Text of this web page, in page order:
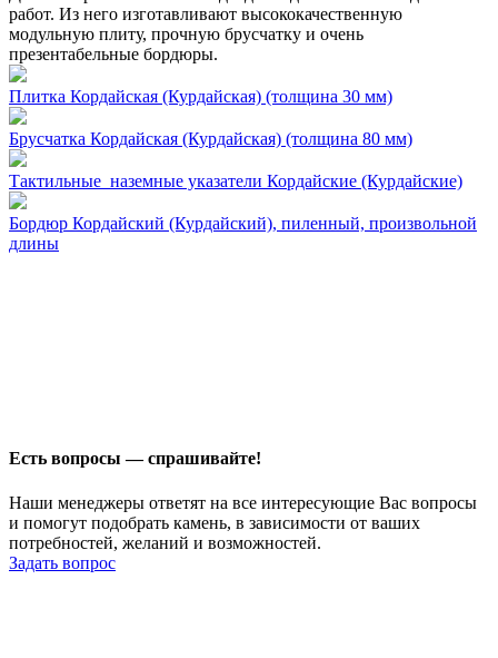
работ. Из него изготавливают высококачественную
модульную плиту, прочную брусчатку и очень
презентабельные бордюры.
Плитка Кордайская (Курдайская) (толщина 30 мм)
Брусчатка Кордайская (Курдайская) (толщина 80 мм)
Тактильные наземные указатели Кордайские (Курдайские)
Бордюр Кордайский (Курдайский), пиленный, произвольной
длины
Есть вопросы — спрашивайте!
Наши менеджеры ответят на все интересующие Вас вопросы
и помогут подобрать камень, в зависимости от ваших
потребностей, желаний и возможностей.
Задать вопрос